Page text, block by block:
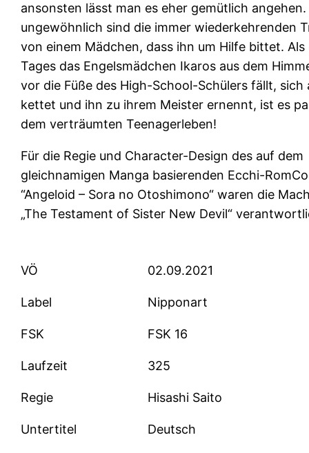
ansonsten lässt man es eher gemütlich
ungewöhnlich sind die immer wiederkehrenden
von einem Mädchen, dass ihn um Hilfe bittet. Als
Tages das Engelsmädchen Ikaros aus dem
vor die Füße des High-School-Schülers fällt, sich
kettet und ihn zu ihrem Meister ernennt, ist es
dem verträumten Teenagerleben!
Für die Regie und Character-Design des auf dem
gleichnamigen Manga basierenden Ecchi-
“Angeloid – Sora no Otoshimono“ waren die
„The Testament of Sister New Devil“
VÖ 02.09.2021
Label Nipponart
FSK FSK 16
Laufzeit 325
Regie Hisashi Saito
Untertitel Deutsch